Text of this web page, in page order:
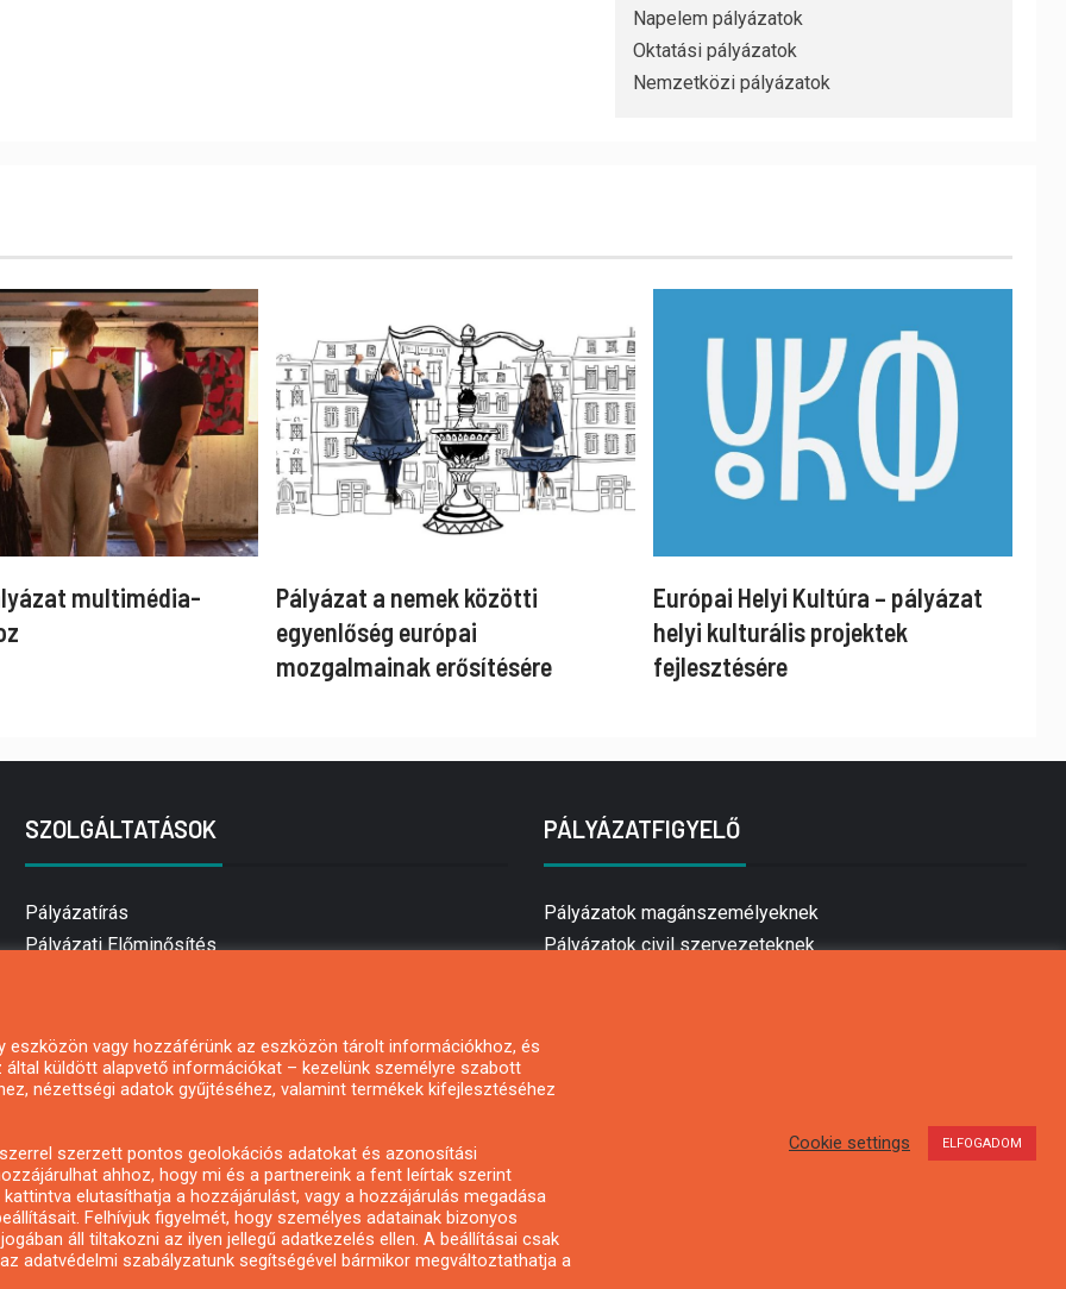
Napelem pályázatok
Oktatási pályázatok
Nemzetközi pályázatok
multimédia-
Pályázat a nemek közötti
egyenlőség európai
mozgalmainak erősítésére
Európai Helyi Kultúra – pályázat
helyi kulturális projektek
fejlesztésére
SZOLGÁLTATÁSOK
Pályázatírás
Pályázati Előminősítés
Mezőgazdasági pályázatírás
Pályázatírás magánszemélyeknek
Pályázatírás civil szervezeteknek
Pályázatfigyelés
Specifikus pályázatfigyelés vagy hírlevél
PÁLYÁZATFIGYELŐ
Pályázatok magánszemélyeknek
Pályázatok civil szervezeteknek
vagy hozzáférünk az eszközön tárolt információkhoz, és
küldött alapvető információkat – kezelünk személyre szabott
nézettségi adatok gyűjtéséhez, valamint termékek kifejlesztéséhez
szerzett pontos geolokációs adatokat és azonosítási
ahhoz, hogy mi és a partnereink a fent leírtak szerint
elutasíthatja a hozzájárulást, vagy a hozzájárulás megadása
Felhívjuk figyelmét, hogy személyes adatainak bizonyos
áll tiltakozni az ilyen jellegű adatkezelés ellen. A beállításai csak
adatvédelmi szabályzatunk segítségével bármikor megváltoztathatja a
Cookie settings ELFOGADOM